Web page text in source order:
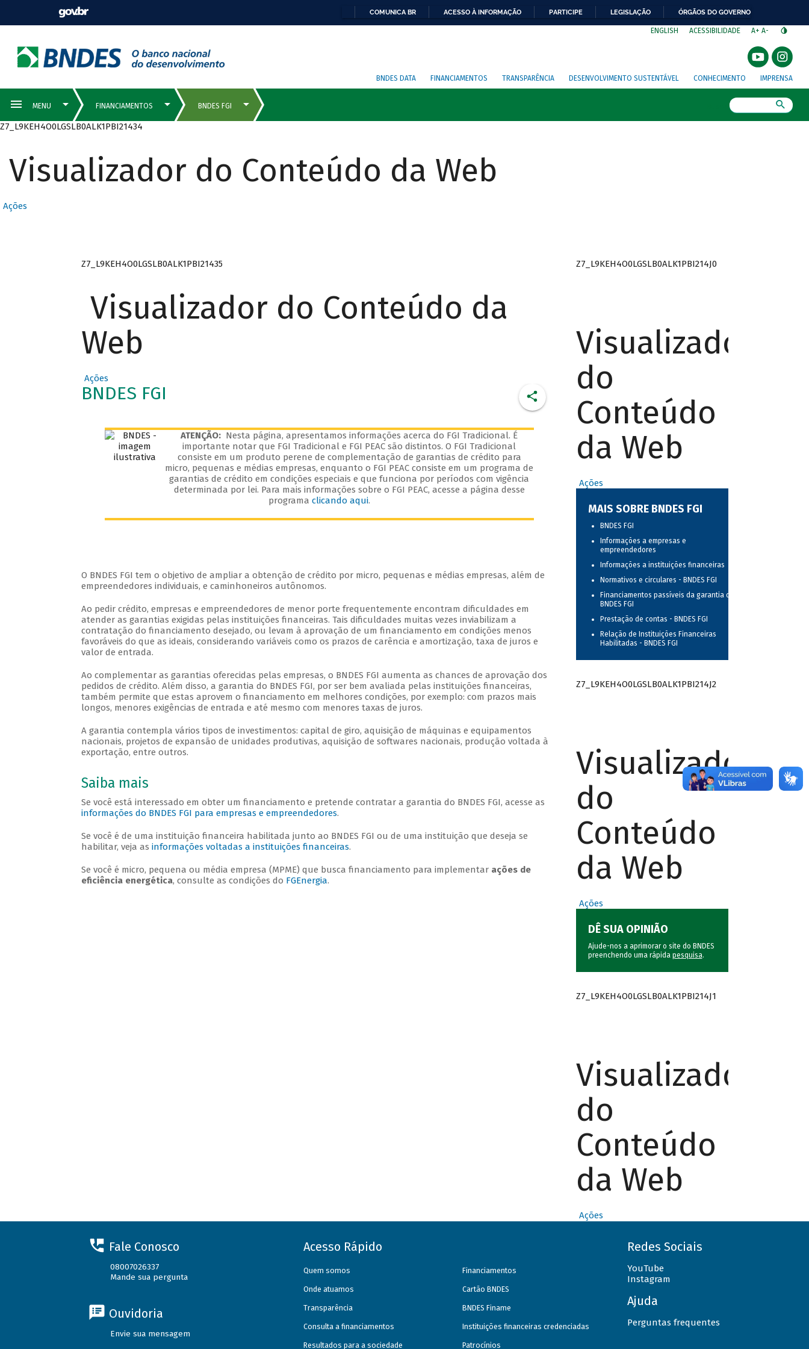
COMUNICA BR ACESSO À INFORMAÇÃO PARTICIPE LEGISLAÇÃO ÓRGÃOS DO GOVERNO
ENGLISH ACESSIBILIDADE A+ A-
BNDES DATA FINANCIAMENTOS TRANSPARÊNCIA DESENVOLVIMENTO SUSTENTÁVEL CONHECIMENTO IMPRENSA
Z7_L9KEH4O0LGSLB0ALK1PBI21434
Visualizador do Conteúdo da Web
Ações
Z7_L9KEH4O0LGSLB0ALK1PBI21435
Visualizador do Conteúdo da
Web
Ações
BNDES FGI
ATENÇÃO: Nesta página, apresentamos informações acerca do FGI Tradicional. É
importante notar que FGI Tradicional e FGI PEAC são distintos. O FGI Tradicional
consiste em um produto perene de complementação de garantias de crédito para
micro, pequenas e médias empresas, enquanto o FGI PEAC consiste em um programa de
garantias de crédito em condições especiais e que funciona por períodos com vigência
determinada por lei. Para mais informações sobre o FGI PEAC, acesse a página desse
programa clicando aqui.
O BNDES FGI tem o objetivo de ampliar a obtenção de crédito por micro, pequenas e médias empresas, além de
empreendedores individuais, e caminhoneiros autônomos.
Ao pedir crédito, empresas e empreendedores de menor porte frequentemente encontram dificuldades em
atender as garantias exigidas pelas instituições financeiras. Tais dificuldades muitas vezes inviabilizam a
contratação do financiamento desejado, ou levam à aprovação de um financiamento em condições menos
favoráveis do que as ideais, considerando variáveis como os prazos de carência e amortização, taxa de juros e
valor de entrada.
Ao complementar as garantias oferecidas pelas empresas, o BNDES FGI aumenta as chances de aprovação dos
pedidos de crédito. Além disso, a garantia do BNDES FGI, por ser bem avaliada pelas instituições financeiras,
também permite que estas aprovem o financiamento em melhores condições, por exemplo: com prazos mais
longos, menores exigências de entrada e até mesmo com menores taxas de juros.
A garantia contempla vários tipos de investimentos: capital de giro, aquisição de máquinas e equipamentos
nacionais, projetos de expansão de unidades produtivas, aquisição de softwares nacionais, produção voltada à
exportação, entre outros.
Saiba mais
Se você está interessado em obter um financiamento e pretende contratar a garantia do BNDES FGI, acesse as
informações do BNDES FGI para empresas e empreendedores.
Se você é de uma instituição financeira habilitada junto ao BNDES FGI ou de uma instituição que deseja se
habilitar, veja as informações voltadas a instituições financeiras.
Se você é micro, pequena ou média empresa (MPME) que busca financiamento para implementar ações de
eficiência energética, consulte as condições do FGEnergia.
Z7_L9KEH4O0LGSLB0ALK1PBI214J0
Visualizador
do
Conteúdo
da Web
Ações
MAIS SOBRE BNDES FGI
BNDES FGI
Informações a empresas e
empreendedores
Informações a instituições financeiras
Normativos e circulares - BNDES FGI
Financiamentos passíveis da garantia do
BNDES FGI
Prestação de contas - BNDES FGI
Relação de Instituições Financeiras
Habilitadas - BNDES FGI
Z7_L9KEH4O0LGSLB0ALK1PBI214J2
Visualizador
do
Conteúdo
da Web
Ações
DÊ SUA OPINIÃO
Ajude-nos a aprimorar o site do BNDES
preenchendo uma rápida pesquisa.
Z7_L9KEH4O0LGSLB0ALK1PBI214J1
Visualizador
do
Conteúdo
da Web
Ações
Fale Conosco
08007026337
Mande sua pergunta
Ouvidoria
Envie sua mensagem
Acesso Rápido
Quem somos
Onde atuamos
Transparência
Consulta a financiamentos
Resultados para a sociedade
Financiamentos
Cartão BNDES
BNDES Finame
Instituições financeiras credenciadas
Patrocínios
Redes Sociais
YouTube
Instagram
Ajuda
Perguntas frequentes